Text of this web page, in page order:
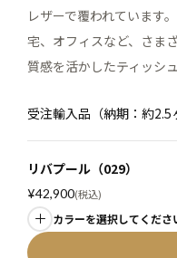
レザーで覆われています
宅、オフィスなど、さま
質感を活かしたティッシュ
受注輸入品（納期：約2.5
リバプール（029）
¥42,900 税込
カラーを選択してくださ